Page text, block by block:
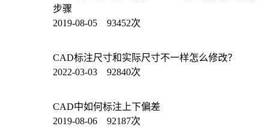
步骤
2019-08-05 93452次
CAD标注尺寸和实际尺寸不一样怎么修改？
2022-03-03 92840次
CAD中如何标注上下偏差
2019-08-06 92187次